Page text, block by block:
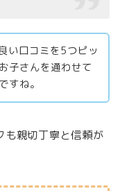
い口コミを5つピッ
子さんを通わせて
すね。
も親切丁寧と信頼が